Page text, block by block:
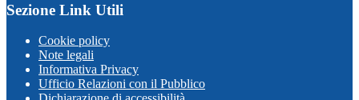
Sezione Link Utili
Cookie policy
Note legali
Informativa Privacy
Ufficio Relazioni con il Pubblico